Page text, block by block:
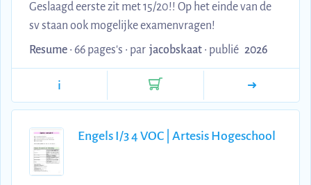
Geslaagd eerste zit met 15/20!! Op het einde van de
sv staan ook mogelijke examenvragen!
Resume • 66 pages's • par jacobskaat • publié 2026
i
Engels I/3 4 VOC | Artesis Hogeschool